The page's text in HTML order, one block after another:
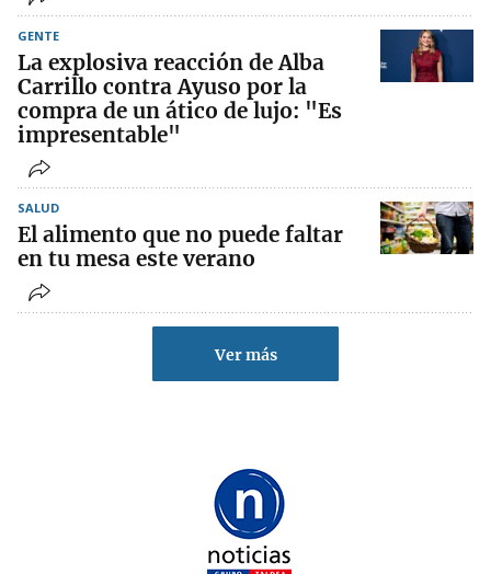
GENTE
La explosiva reacción de Alba
Carrillo contra Ayuso por la
compra de un ático de lujo: "Es
impresentable"
SALUD
El alimento que no puede faltar
en tu mesa este verano
Ver más